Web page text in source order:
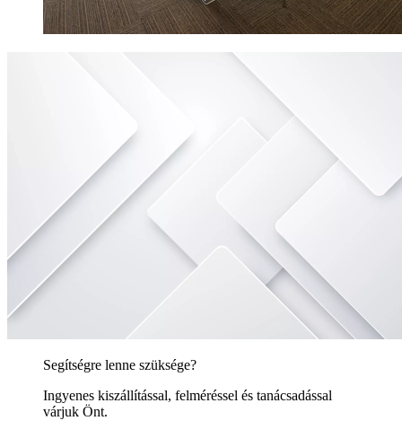
Segítségre lenne szüksége?
Ingyenes kiszállítással, felméréssel és tanácsadással
várjuk Önt.